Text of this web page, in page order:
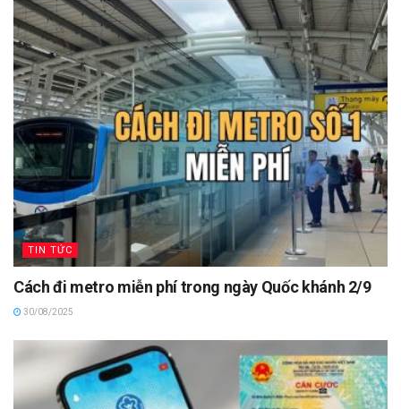
TIN TỨC
Cách đi metro miễn phí trong ngày Quốc khánh 2/9
30/08/2025